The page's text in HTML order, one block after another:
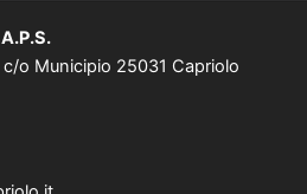
o Municipio 25031 Capriolo